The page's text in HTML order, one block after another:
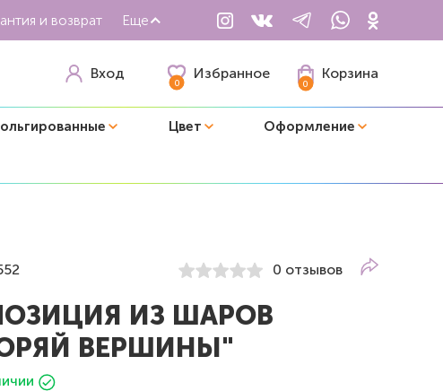
и возврат Еще
Вход
0
Избранное
0
Корзина
Цвет Оформление
0 отзывов
ИЗ ШАРОВ
ВЕРШИНЫ"